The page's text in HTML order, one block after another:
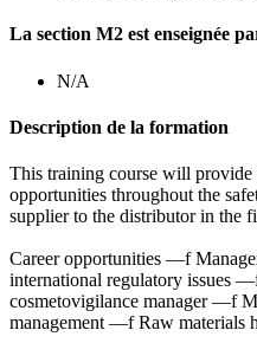
La section M2 est enseignée
N/A
Description de la formation
This training course will
opportunities throughout the
supplier to the distributor in the
Career opportunities —f
international regulatory issues
cosmetovigilance manager —f
management —f Raw materials